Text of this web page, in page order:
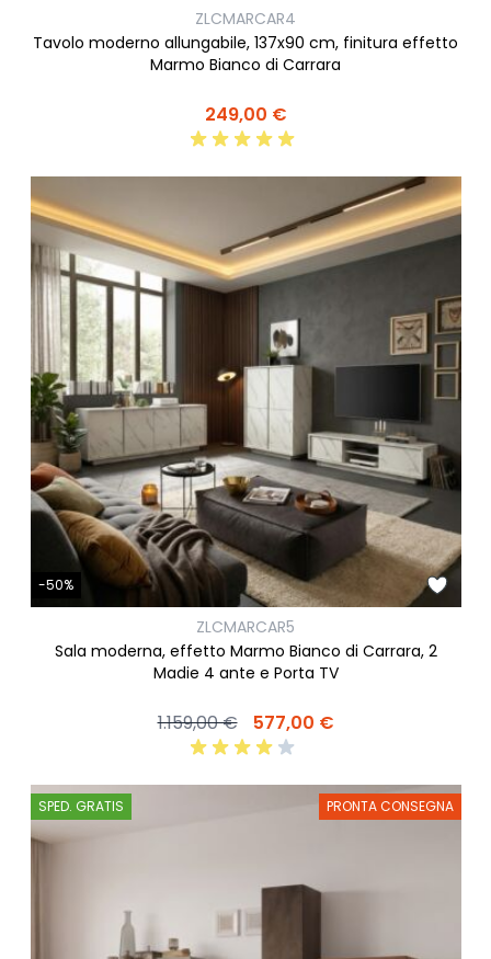
ZLCMARCAR4
Tavolo moderno allungabile, 137x90 cm, finitura effetto
Marmo Bianco di Carrara
249,00 €
-50%
ZLCMARCAR5
Sala moderna, effetto Marmo Bianco di Carrara, 2
Madie 4 ante e Porta TV
1.159,00 € 577,00 €
SPED. GRATIS PRONTA CONSEGNA